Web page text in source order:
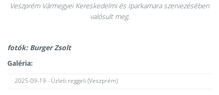
Veszprém Vármegyei Kereskedelmi és Iparkamara szervezésében
valósult meg.
fotók: Burger Zsolt
Galéria:
2025-09-19 - Üzleti reggeli (Veszprém)